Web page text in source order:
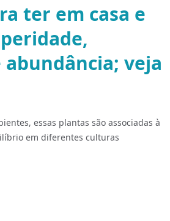
ter em casa e
veja
essas plantas são associadas à
em diferentes culturas